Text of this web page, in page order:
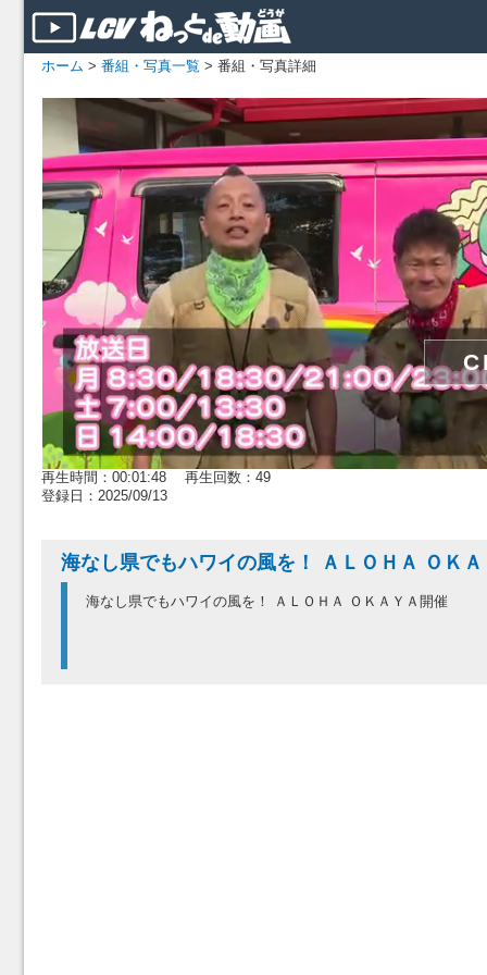
ホーム > 番組・写真一覧 > 番組・写真詳細
再生時間：00:01:48 再生回数：49
登録日：2025/09/13
海なし県でもハワイの風を！ ＡＬＯＨＡ ＯＫ
海なし県でもハワイの風を！ ＡＬＯＨＡ ＯＫＡＹＡ開催